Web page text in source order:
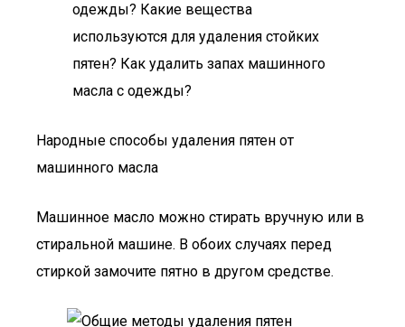
одежды? Какие вещества
используются для удаления стойких
пятен? Как удалить запах машинного
масла с одежды?
Народные способы удаления пятен от
машинного масла
Машинное масло можно стирать вручную или в
стиральной машине. В обоих случаях перед
стиркой замочите пятно в другом средстве.